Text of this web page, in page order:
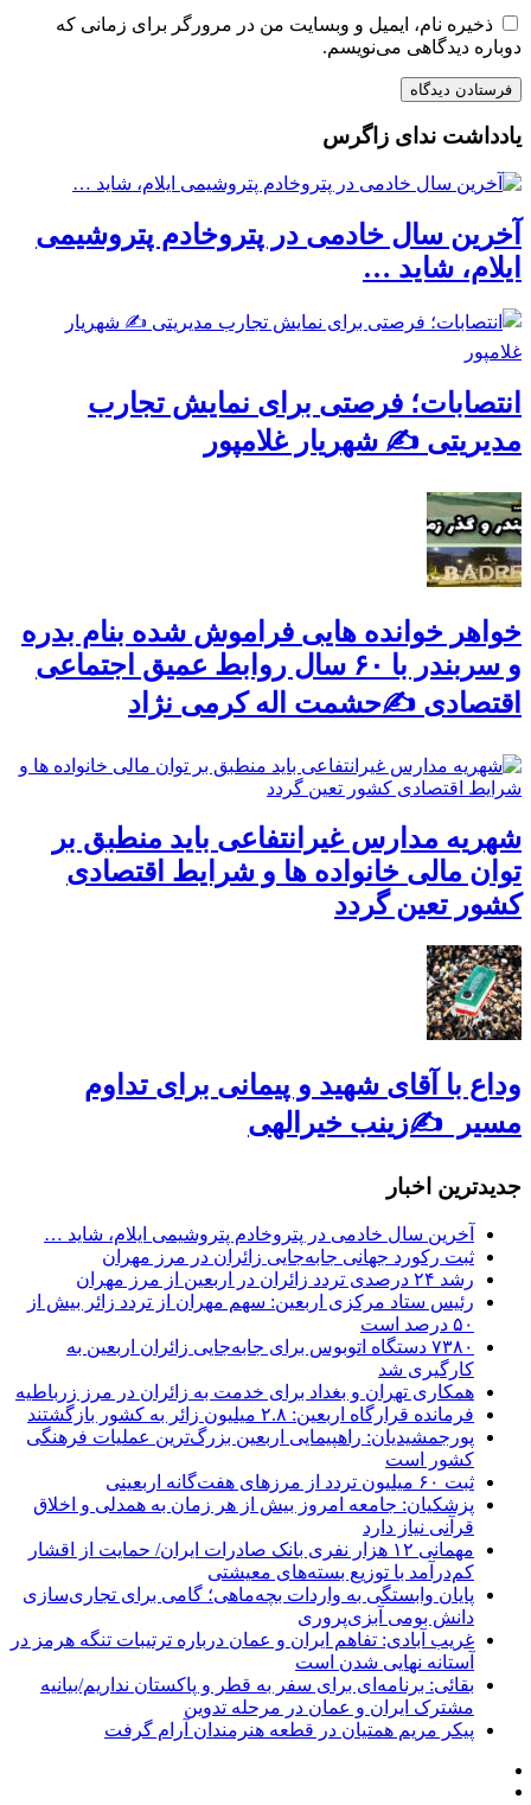
ذخیره نام، ایمیل و وبسایت من در مرورگر برای زمانی که
دوباره دیدگاهی می‌نویسم.
یادداشت ندای زاگرس
آخرین سال خادمی در پتروخادم پتروشیمی
ایلام، شاید …
انتصابات؛ فرصتی برای نمایش تجارب
مدیریتی ✍ شهریار غلامپور
خواهر خوانده هایی فراموش شده بنام بدره
و سربندر با ۶۰ سال روابط عمیق اجتماعی
اقتصادی ✍حشمت اله کرمی نژاد
شهریه مدارس غیرانتفاعی باید منطبق بر
توان مالی خانواده ها و شرایط اقتصادی
کشور تعین گردد
وداع با آقای شهید و پیمانی برای تداوم
مسیر ✍زینب خیرالهی
جديدترين اخبار
آخرین سال خادمی در پتروخادم پتروشیمی ایلام، شاید …
ثبت رکورد جهانی جابه‌جایی زائران در مرز مهران
رشد ۲۴ درصدی تردد زائران در اربعین از مرز مهران
رئیس ستاد مرکزی اربعین: سهم مهران از تردد زائر بیش از
۵۰ درصد است
۷۳۸۰ دستگاه اتوبوس برای جابه‌جایی زائران اربعین به‌
کارگیری شد
همکاری تهران و بغداد برای خدمت به زائران در مرز زرباطیه
فرمانده قرارگاه اربعین: ۲.۸ میلیون زائر به کشور بازگشتند
پورجمشیدیان: راهپیمایی اربعین بزرگ‌ترین عملیات فرهنگی
کشور است
ثبت ۶۰ میلیون تردد از مرزهای هفت‌گانه اربعینی
پزشکیان: جامعه امروز بیش از هر زمان به همدلی و اخلاق
قرآنی نیاز دارد
مهمانی ۱۲ هزار نفری بانک صادرات ایران/ حمایت از اقشار
کم‌درآمد با توزیع بسته‌های معیشتی
پایان وابستگی به واردات بچه‌ماهی؛ گامی برای تجاری‌سازی
دانش بومی آبزی‌پروری
غریب آبادی: تفاهم ایران و عمان درباره ترتیبات تنگه هرمز در
آستانه نهایی شدن است
بقائی: برنامه‌ای برای سفر به قطر و پاکستان نداریم/بیانیه
مشترک ایران و عمان در مرحله تدوین
پیکر مریم همتیان در قطعه هنرمندان آرام گرفت